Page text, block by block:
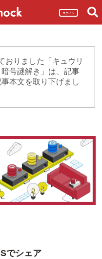
ログイン
おりました「キュウリ
号謎解き」は、記事
本文を取り下げまし
でシェア